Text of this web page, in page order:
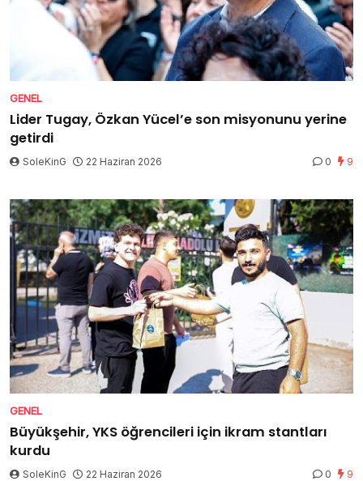
GENEL
Lider Tugay, Özkan Yücel’e son misyonunu yerine
getirdi
SoleKinG 22 Haziran 2026 0 9
GENEL
Büyükşehir, YKS öğrencileri için ikram stantları
kurdu
SoleKinG 22 Haziran 2026 0 9